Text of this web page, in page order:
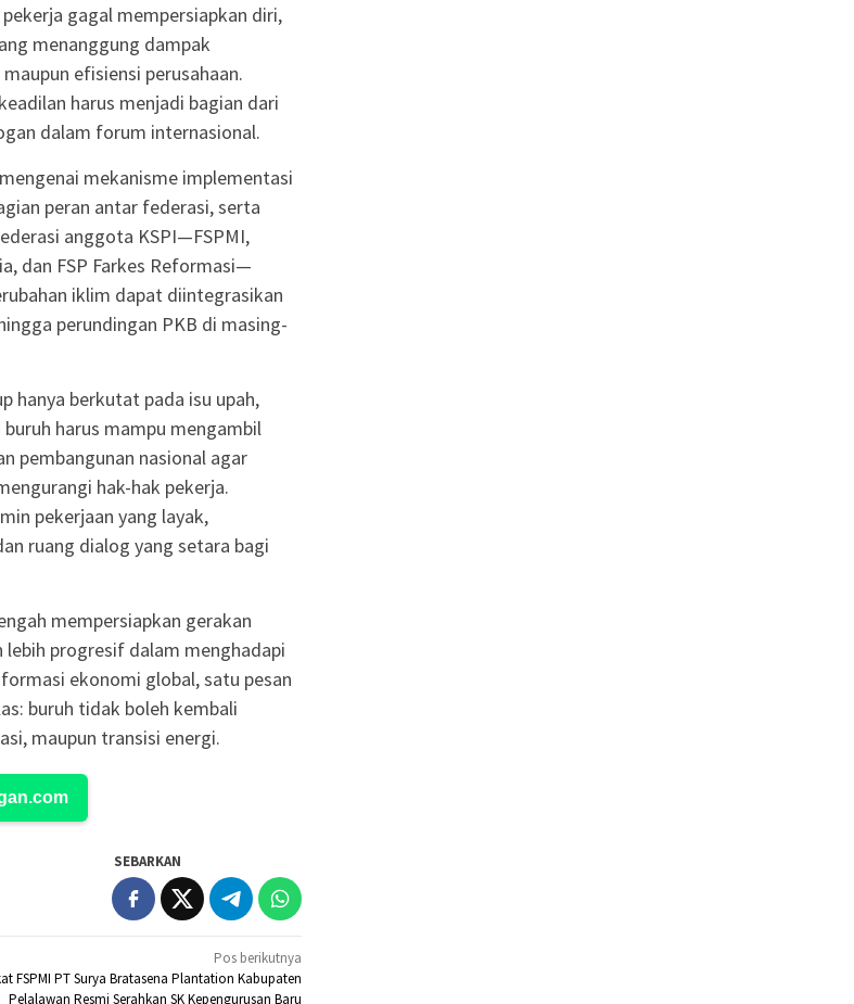
gagal mempersiapkan diri,
menanggung dampak
efisiensi perusahaan.
harus menjadi bagian dari
dalam forum internasional.
mekanisme implementasi
peran antar federasi, serta
anggota KSPI—FSPMI,
dan FSP Farkes Reformasi—
iklim dapat diintegrasikan
perundingan PKB di masing-
hanya berkutat pada isu upah,
harus mampu mengambil
pembangunan nasional agar
hak-hak pekerja.
pekerjaan yang layak,
ruang dialog yang setara bagi
mempersiapkan gerakan
progresif dalam menghadapi
ekonomi global, satu pesan
buruh tidak boleh kembali
maupun transisi energi.
SEBARKAN
Pos berikutnya
FSPMI PT Surya Bratasena Plantation Kabupaten
Pelalawan Resmi Serahkan SK Kepengurusan Baru